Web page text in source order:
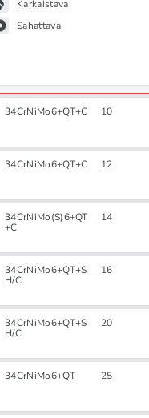
Karkaistava
Sahattava
34CrNiMo6+QT+C 10
34CrNiMo6+QT+C 12
34CrNiMo(S)6+QT
+C
14
34CrNiMo6+QT+S
H/C
16
34CrNiMo6+QT+S
H/C
20
34CrNiMo6+QT 25